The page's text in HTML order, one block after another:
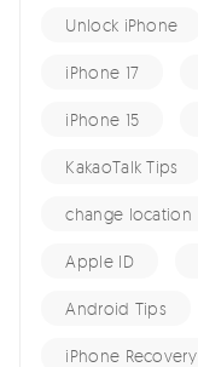
Unlock iPhone
iPhone 17
iPhone 15
KakaoTalk Tips
change location
Apple ID
Android Tips
iPhone Recovery